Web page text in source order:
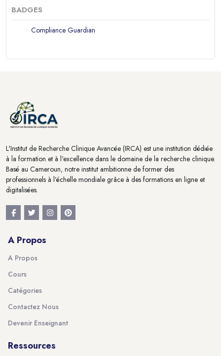
BADGES
Compliance Guardian
L'Institut de Recherche Clinique Avancée (IRCA) est une institution dédiée
à la formation et à l'excellence dans le domaine de la recherche clinique.
Basé au Cameroun, notre institut ambitionne de former des
professionnels à l’échelle mondiale grâce à des formations en ligne et
digitalisées.
A Propos
A Propos
Cours
Catégories
Contactez Nous
Devenir Enseignant
Ressources